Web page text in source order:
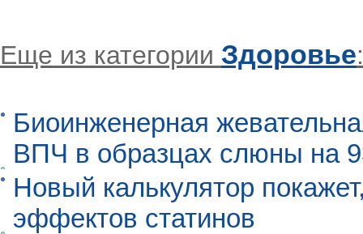
Еще из категории Здоровье:
Биоинженерная
ВПЧ в образцах слюны на
Новый калькулятор
эффектов статинов